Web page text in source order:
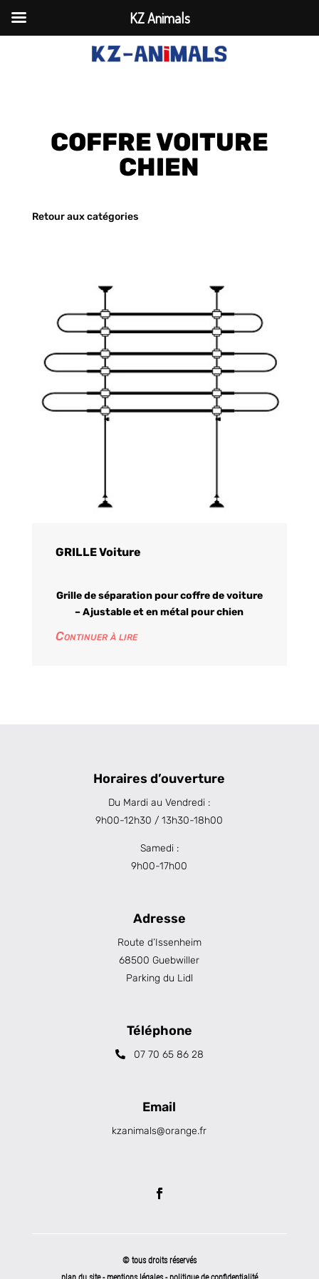
COFFRE VOITURE
CHIEN
Retour aux catégories
GRILLE Voiture
Grille de séparation pour coffre de voiture
– Ajustable et en métal pour chien
Continuer à lire
Horaires d’ouverture
Du Mardi au Vendredi :
9h00-12h30 / 13h30-18h00
Samedi :
9h00-17h00
Adresse
Route d’Issenheim
68500 Guebwiller
Parking du Lidl
Téléphone
07 70 65 86 28
Email
kzanimals@orange.fr
© tous droits réservés
KZ Animals